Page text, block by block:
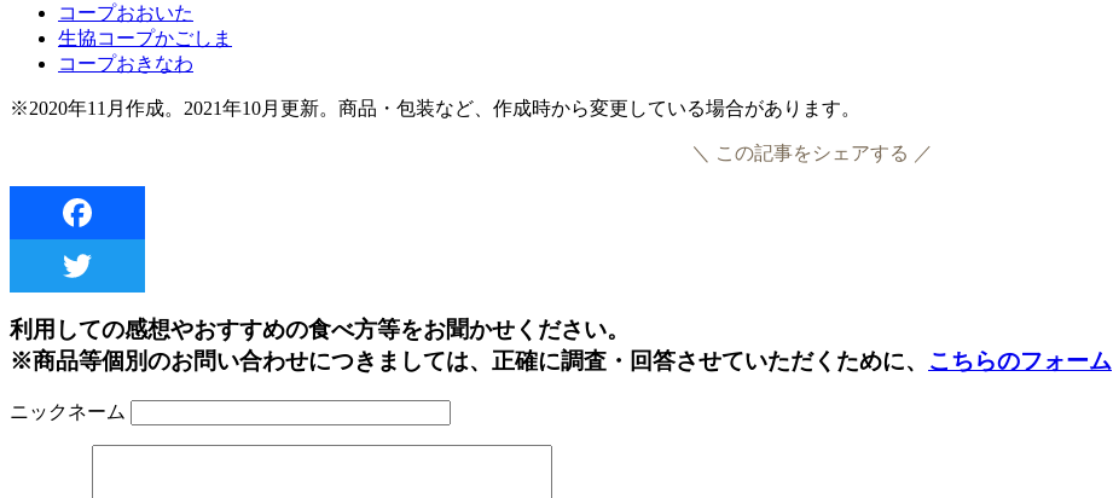
コープおおいた
生協コープかごしま
コープおきなわ
※2020年11月作成。2021年10月更新。商品・包装など、作成時から変更している場合があります。
＼ この記事をシェアする ／
利用しての感想やおすすめの食べ方等をお聞かせください。
※商品等個別のお問い合わせにつきましては、正確に調査・回答させていただくために、 こちらのフォーム
ニックネーム